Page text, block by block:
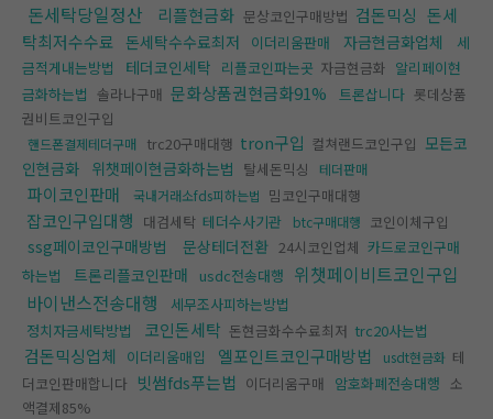
돈세탁당일정산 리플현금화 문상코인구매방법 검돈믹싱 돈세
탁최저수수료 돈세탁수수료최저 이더리움판매 자금현금화업체
세
금적게내는방법
테더코인세탁 리플코인파는곳 자금현금화 알리페이현
금화하는법 솔라나구매 문화상품권현금화91% 트론삽니다 롯데상품
권비트코인구입
핸드폰결제테더구매 trc20구매대행 tron구입 컬쳐랜드코인구입 모든코
인현금화 위챗페이현금화하는법 탈세돈믹싱 테더판매
파이코인판매 국내거래소fds피하는법 밈코인구매대행
잡코인구입대행 대검세탁 테더수사기관 btc구매대행 코인이체구입
ssg페이코인구매방법 문상테더전환 24시코인업체 카드로코인구매
하는법
트론리플코인판매 usdc전송대행 위챗페이비트코인구입
바이낸스전송대행
세무조사피하는방법
정치자금세탁방법
코인돈세탁 돈현금화수수료최저 trc20사는법
검돈믹싱업체 이더리움매입 엘포인트코인구매방법 usdt현금화 테
더코인판매합니다 빗썸fds푸는법 이더리움구매 암호화폐전송대행 소
액결제85%